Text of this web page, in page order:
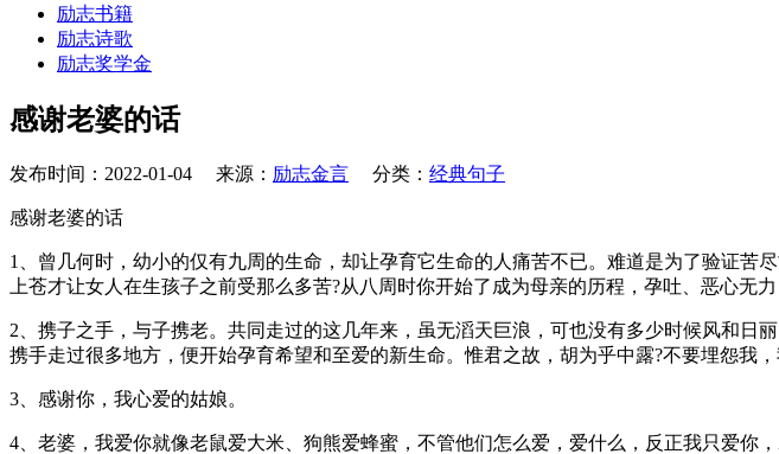
励志书籍
励志诗歌
励志奖学金
感谢老婆的话
发布时间：2022-01-04 来源： 励志金言 分类： 经典句子
感谢老婆的话
1、曾几何时，幼小的仅有九周的生命，却让孕育它生命的人痛苦不已。难道是为了验证苦
上苍才让女人在生孩子之前受那么多苦?从八周时你开始了成为母亲的历程，孕吐、恶心无
2、携子之手，与子携老。共同走过的这几年来，虽无滔天巨浪，可也没有多少时候风和
携手走过很多地方，便开始孕育希望和至爱的新生命。惟君之故，胡为乎中露?不要埋怨我
3、感谢你，我心爱的姑娘。
4、老婆，我爱你就像老鼠爱大米、狗熊爱蜂蜜，不管他们怎么爱，爱什么，反正我只爱你